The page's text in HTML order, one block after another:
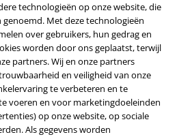
technologieën op onze website, die
genoemd. Met deze technologieën
over gebruikers, hun gedrag en
worden door ons geplaatst, terwijl
partners. Wij en onze partners
en veiligheid van onze
te verbeteren en te
voeren en voor marketingdoeleinden
op onze website, op sociale
Als gegevens worden
app
app en profiteer van alle nieuwe
en voordelen!
Group Company